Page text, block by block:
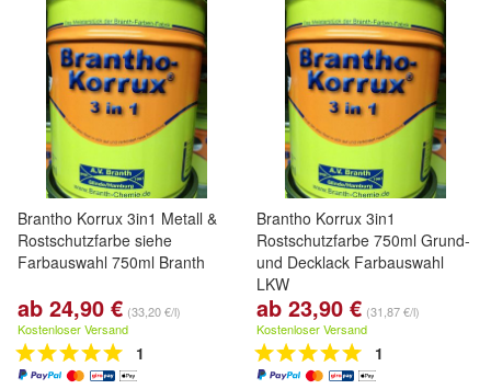
Brantho Korrux 3in1 Metall &
Rostschutzfarbe siehe
Farbauswahl 750ml Branth
ab 24,90 € (33,20 €/l)
Kostenloser Versand
1
Brantho Korrux 3in1
Rostschutzfarbe 750ml Grund-
und Decklack Farbauswahl
LKW
ab 23,90 € (31,87 €/l)
Kostenloser Versand
1